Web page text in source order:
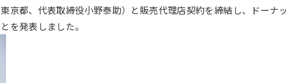
京都、代表取締役小野泰助）と販売代理店契約を締結し、ドーナ
を発表しました。